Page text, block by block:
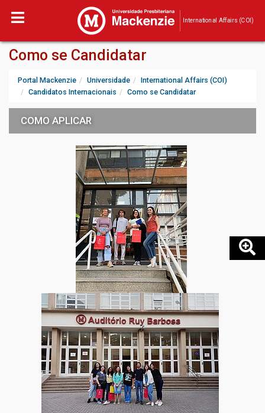
International Affairs (COI)
Como se Candidatar
Portal Mackenzie Universidade
International Affairs (COI)
Candidatos Internacionais
Como se Candidatar
COMO APLICAR